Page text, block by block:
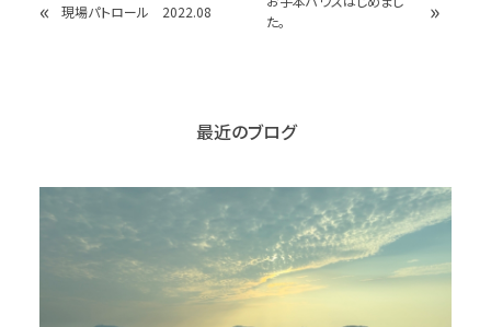
« 現場パトロール 2022.08
た。
»
最近のブログ